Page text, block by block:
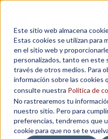
Este sitio web almacena
Estas cookies se utilizan para
en el sitio web y
personalizados, tanto en este
través de otros medios. Para
información sobre las cookies
consulte nuestra Política de
No rastrearemos tu
nuestro sitio. Pero para
preferencias, tendremos que
cookie para que no se te